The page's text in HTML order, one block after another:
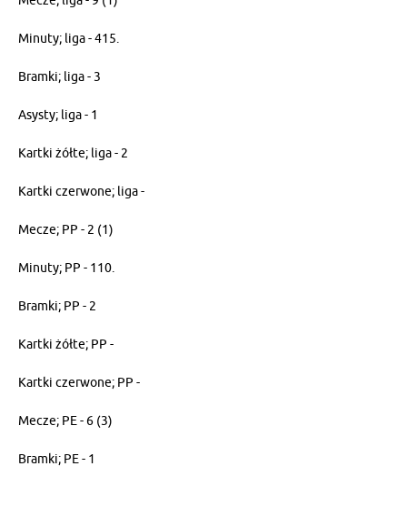
Minuty; liga - 415.
Bramki; liga - 3
Asysty; liga - 1
Kartki żółte; liga - 2
Kartki czerwone; liga -
Mecze; PP - 2 (1)
Minuty; PP - 110.
Bramki; PP - 2
Kartki żółte; PP -
Kartki czerwone; PP -
Mecze; PE - 6 (3)
Bramki; PE - 1